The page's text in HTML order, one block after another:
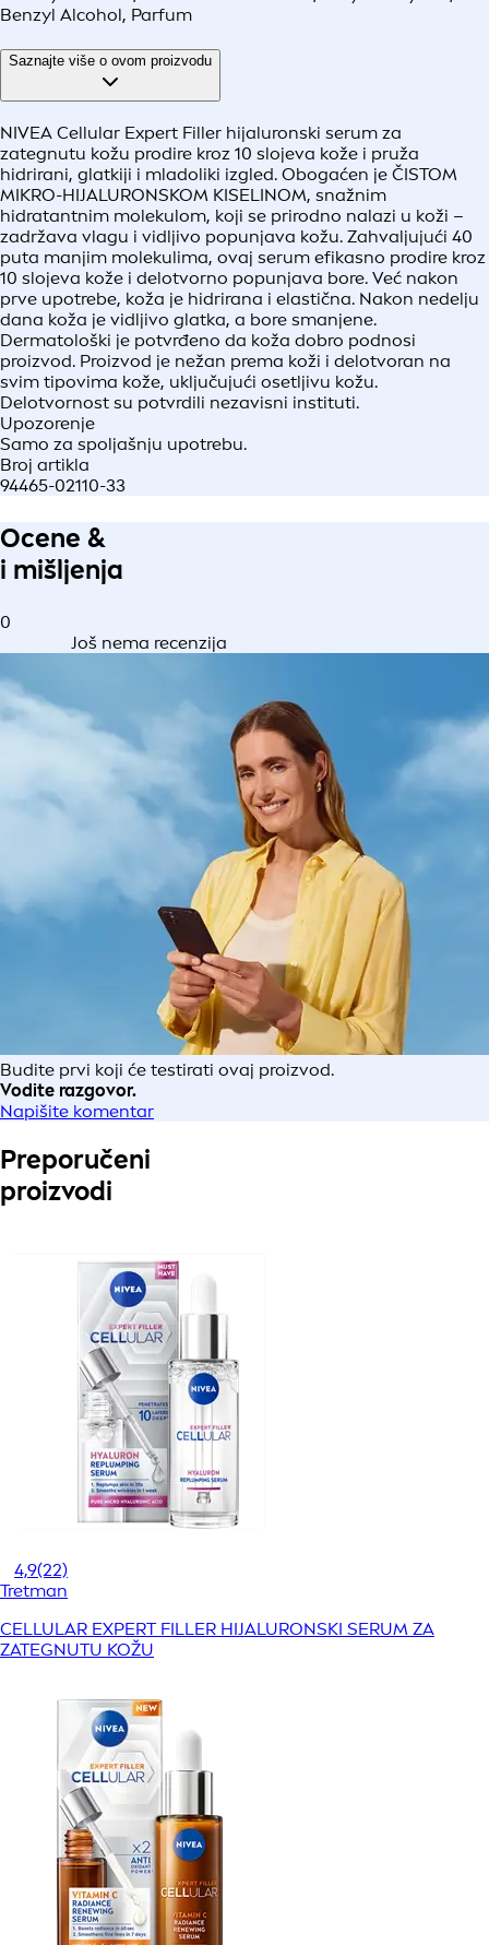
Benzyl Alcohol, Parfum
Saznajte više o ovom proizvodu
NIVEA Cellular Expert Filler hijaluronski serum za
zategnutu kožu prodire kroz 10 slojeva kože i pruža
hidrirani, glatkiji i mladoliki izgled. Obogaćen je ČISTOM
MIKRO-HIJALURONSKOM KISELINOM, snažnim
hidratantnim molekulom, koji se prirodno nalazi u koži –
zadržava vlagu i vidljivo popunjava kožu. Zahvaljujući 40
puta manjim molekulima, ovaj serum efikasno prodire kroz
10 slojeva kože i delotvorno popunjava bore. Već nakon
prve upotrebe, koža je hidrirana i elastična. Nakon nedelju
dana koža je vidljivo glatka, a bore smanjene.
Dermatološki je potvrđeno da koža dobro podnosi
proizvod. Proizvod je nežan prema koži i delotvoran na
svim tipovima kože, uključujući osetljivu kožu.
Delotvornost su potvrdili nezavisni instituti.
Upozorenje
Samo za spoljašnju upotrebu.
Broj artikla
94465-02110-33
Ocene &
i mišljenja
0
Još nema recenzija
Budite prvi koji će testirati ovaj proizvod.
Vodite razgovor.
Napišite komentar
Preporučeni
proizvodi
4,9(22)
Tretman
CELLULAR EXPERT FILLER HIJALURONSKI SERUM ZA
ZATEGNUTU KOŽU